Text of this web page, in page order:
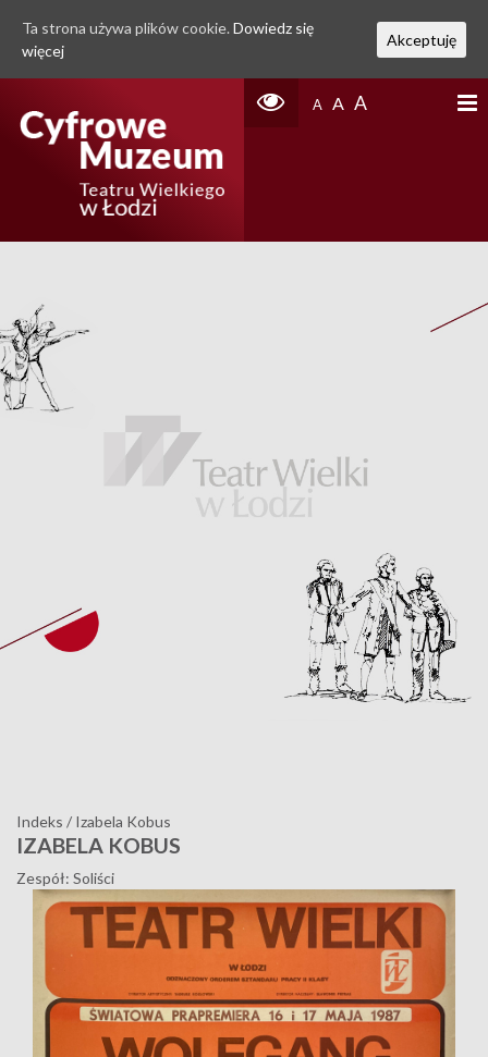
A A A
Indeks / Izabela Kobus
IZABELA KOBUS
Zespół: Soliści
Ta strona używa plików cookie. Dowiedz się
więcej
Akceptuję